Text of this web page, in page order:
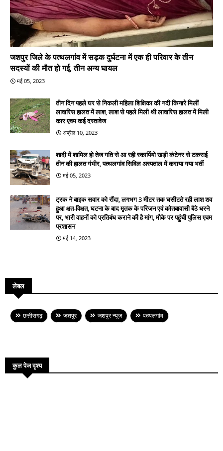
जशपुर जिले के पत्थलगांव में सड़क दुर्घटना में एक ही परिवार के तीन
सदस्यों की मौत हो गई, तीन अन्य घायल
मई 05, 2023
तीन दिन पहले घर से निकली महिला शिक्षिका की नदी किनारे मिलीं
लावारिस हालत में लाश, लाश से पहले मिली थी लावारिस हालत में मिली
कार एवम कई दस्तावेज
अप्रैल 10, 2023
शादी में शामिल हो तेज गति से आ रही स्कार्पियो खड़ी कंटेनर से टकराई
तीन की हालत गंभीर, पत्थलगांव सिविल अस्पताल में कराया गया भर्ती
मई 05, 2023
ट्रक ने बाइक सवार को रौंदा, लगभग 3 मीटर तक घसीटते रही लाश शव
हुआ क्षत-विक्षत, घटना के बाद मृतक के परिजन एवं कोतबावासी बैठे धरने
पर, भारी वाहनों को प्रतिबंध कराने की है मांग, मौके पर पहुंची पुलिस एवम
प्रशासन
मई 14, 2023
लेबल
छत्तीसगढ़ जशपुर जशपुर न्यूज़ पत्थलगांव
कुल पेज दृश्य